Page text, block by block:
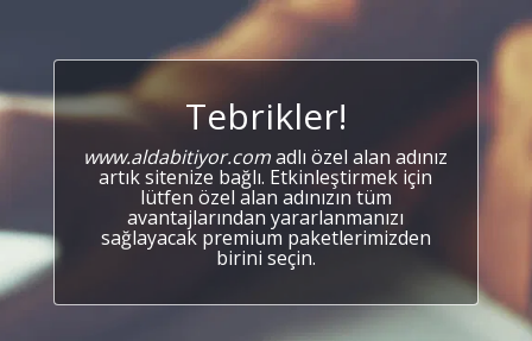
Tebrikler!
www.aldabitiyor.comadlı özel alan adınız
artık sitenize bağlı. Etkinleştirmek için
lütfen özel alan adınızın tüm
avantajlarından yararlanmanızı
sağlayacak premium paketlerimizden
birini seçin.